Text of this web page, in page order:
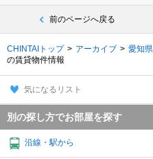
前のページへ戻る
CHINTAIトップ アーカイブ 愛知県
の賃貸物件情報
気になるリスト
別の探し方でお部屋を探す
沿線・駅から